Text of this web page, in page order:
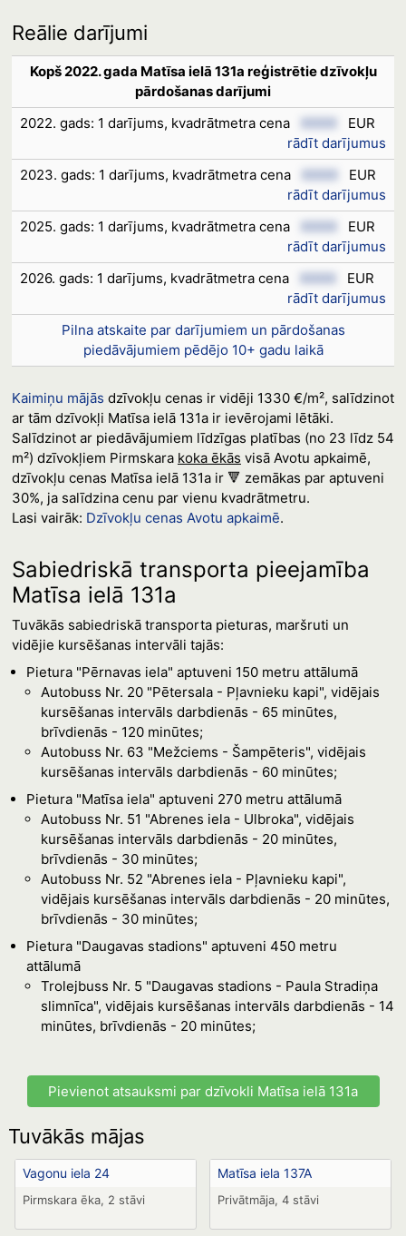
Reālie darījumi
Kopš 2022. gada Matīsa ielā 131a reģistrētie dzīvokļu
pārdošanas darījumi
2022. gads: 1 darījums, kvadrātmetra cena
XXXX
EUR
rādīt darījumus
2023. gads: 1 darījums, kvadrātmetra cena
XXXX
EUR
rādīt darījumus
2025. gads: 1 darījums, kvadrātmetra cena
XXXX
EUR
rādīt darījumus
2026. gads: 1 darījums, kvadrātmetra cena
XXXX
EUR
rādīt darījumus
Pilna atskaite par darījumiem un pārdošanas
piedāvājumiem pēdējo 10+ gadu laikā
Kaimiņu mājās dzīvokļu cenas ir vidēji 1330 €/m², salīdzinot
ar tām dzīvokļi Matīsa ielā 131a ir ievērojami lētāki.
Salīdzinot ar piedāvājumiem līdzīgas platības (no 23 līdz 54
m²) dzīvokļiem Pirmskara koka ēkās visā Avotu apkaimē,
dzīvokļu cenas Matīsa ielā 131a ir 🔻 zemākas par aptuveni
30%, ja salīdzina cenu par vienu kvadrātmetru.
Lasi vairāk: Dzīvokļu cenas Avotu apkaimē.
Sabiedriskā transporta pieejamība
Matīsa ielā 131a
Tuvākās sabiedriskā transporta pieturas, maršruti un
vidējie kursēšanas intervāli tajās:
Pietura "Pērnavas iela" aptuveni 150 metru attālumā
Autobuss Nr. 20 "Pētersala - Pļavnieku kapi", vidējais
kursēšanas intervāls darbdienās - 65 minūtes,
brīvdienās - 120 minūtes;
Autobuss Nr. 63 "Mežciems - Šampēteris", vidējais
kursēšanas intervāls darbdienās - 60 minūtes;
Pietura "Matīsa iela" aptuveni 270 metru attālumā
Autobuss Nr. 51 "Abrenes iela - Ulbroka", vidējais
kursēšanas intervāls darbdienās - 20 minūtes,
brīvdienās - 30 minūtes;
Autobuss Nr. 52 "Abrenes iela - Pļavnieku kapi",
vidējais kursēšanas intervāls darbdienās - 20 minūtes,
brīvdienās - 30 minūtes;
Pietura "Daugavas stadions" aptuveni 450 metru
attālumā
Trolejbuss Nr. 5 "Daugavas stadions - Paula Stradiņa
slimnīca", vidējais kursēšanas intervāls darbdienās - 14
minūtes, brīvdienās - 20 minūtes;
Pievienot atsauksmi par dzīvokli Matīsa ielā 131a
Tuvākās mājas
Vagonu iela 24
Pirmskara ēka, 2 stāvi
Matīsa iela 137A
Privātmāja, 4 stāvi